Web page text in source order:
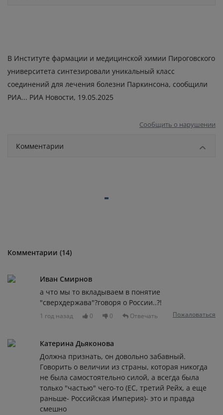
В Институте фармации и медицинской химии Пироговского
университета синтезировали уникальный класс
соединений для лечения болезни Паркинсона, сообщили
РИА... РИА Новости, 19.05.2025
Сообщить о нарушении
Комментарии
Комментарии (14)
Иван Смирнов
а что мы то вкладываем в понятие
"сверхдержава"?говоря о России..?!
1 год назад 0 0 Отвечать Пожаловаться
Катерина Дьяконова
Должна признать, он довольно забавный.
Говорить о величии из страны, которая никогда
не была самостоятельно силой, а всегда была
только "частью" чего-то (ЕС, третий Рейх, а еще
раньше- Российская Империя)- это и правда
смешно